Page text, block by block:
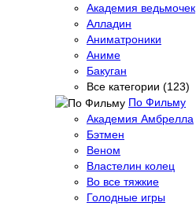
Академия ведьмочек
Алладин
Аниматроники
Аниме
Бакуган
Все категории (123)
По Фильму
Академия Амбрелла
Бэтмен
Веном
Властелин колец
Во все тяжкие
Голодные игры